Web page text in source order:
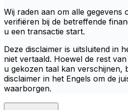
Wij raden aan om alle gegevens
verifiëren bij de betreffende
u een transactie start.
Deze disclaimer is uitsluitend in
niet vertaald. Hoewel de rest
u gekozen taal kan verschijnen,
disclaimer in het Engels om de
waarborgen.